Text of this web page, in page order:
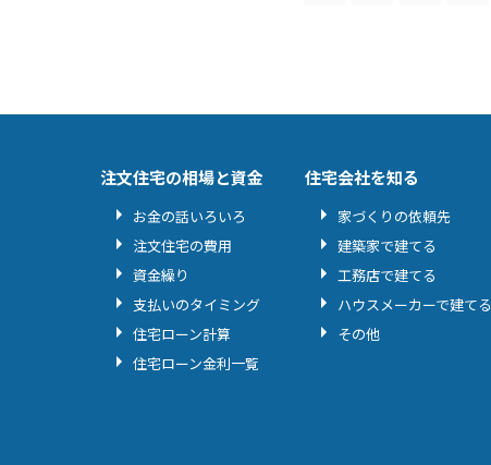
注文住宅の相場と資金
お金の話いろいろ
注文住宅の費用
資金繰り
支払いのタイミング
住宅ローン計算
住宅ローン金利一覧
住宅会社を知る
家づくりの依頼先
建築家で建てる
工務店で建てる
ハウスメーカーで建てる
その他